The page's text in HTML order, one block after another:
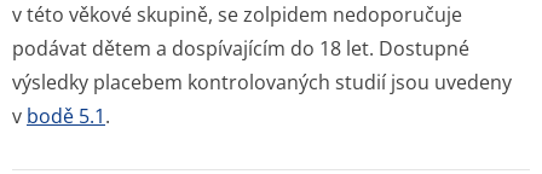
v této věkové skupině, se zolpidem nedoporučuje
podávat dětem a dospívajícím do 18 let. Dostupné
výsledky placebem kontrolovaných studií jsou uvedeny
v bodě 5.1.